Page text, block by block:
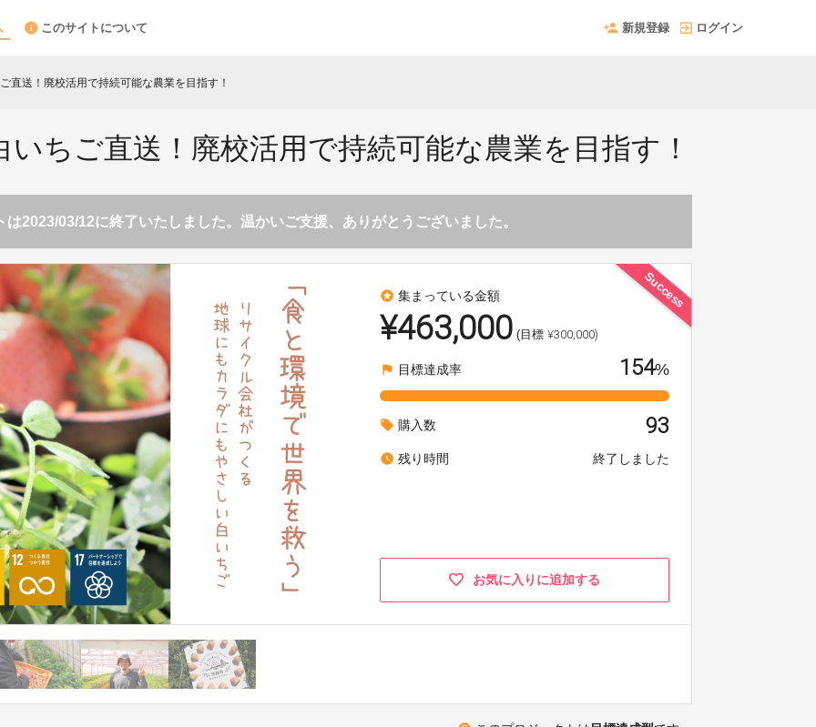
このサイトについて 新規登録 ログイン
直送！廃校活用で持続可能な農業を目指す！
ちご直送！廃校活用で持続可能な農業を目指す！
は2023/03/12に終了いたしました。温かいご支援、ありがとうございました。
Success
stars 集まっている金額
¥463,000 (目標 ¥300,000)
flag 目標達成率 154%
local_offer 購入数 93
watch_later 残り時間 終了しました
お気に入りに追加する